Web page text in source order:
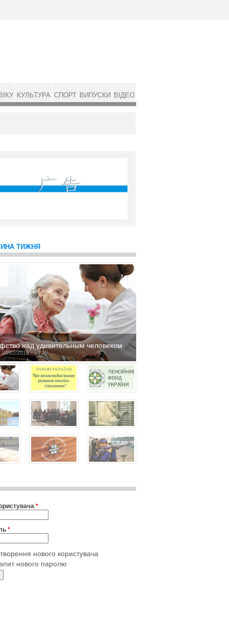
ТИЖНЯ
над удивительным человеком
20/12/2019 - 16:29
*
*
нового користувача
нового паролю
КУЛЬТУРА СПОРТ ВИПУСКИ ВІДЕО